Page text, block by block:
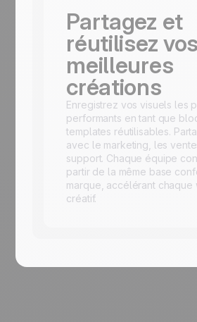
Partagez et
réutilisez vos
meilleures
créations
Enregistrez vos visuels les
performants en tant que
templates réutilisables.
avec le marketing, les
support. Chaque équipe
partir de la même base
marque, accélérant
créatif.